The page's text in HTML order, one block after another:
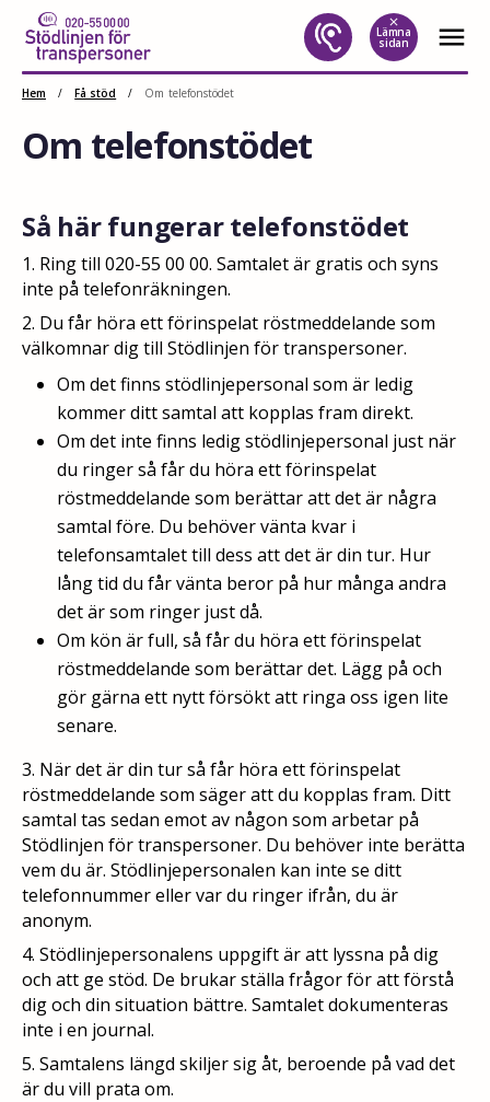
Hoppa
innehåll
close
Lämna
sidan menu
Hem / Få stöd / Om telefonstödet
Om telefonstödet
Så här fungerar telefonstödet
1. Ring till 020-55 00 00. Samtalet är gratis och syns
inte på telefonräkningen.
2. Du får höra ett förinspelat röstmeddelande som
välkomnar dig till Stödlinjen för transpersoner.
Om det finns stödlinjepersonal som är ledig
kommer ditt samtal att kopplas fram direkt.
Om det inte finns ledig stödlinjepersonal just när
du ringer så får du höra ett förinspelat
röstmeddelande som berättar att det är några
samtal före. Du behöver vänta kvar i
telefonsamtalet till dess att det är din tur. Hur
lång tid du får vänta beror på hur många andra
det är som ringer just då.
Om kön är full, så får du höra ett förinspelat
röstmeddelande som berättar det. Lägg på och
gör gärna ett nytt försökt att ringa oss igen lite
senare.
3. När det är din tur så får höra ett förinspelat
röstmeddelande som säger att du kopplas fram. Ditt
samtal tas sedan emot av någon som arbetar på
Stödlinjen för transpersoner. Du behöver inte berätta
vem du är. Stödlinjepersonalen kan inte se ditt
telefonnummer eller var du ringer ifrån, du är
anonym.
4. Stödlinjepersonalens uppgift är att lyssna på dig
och att ge stöd. De brukar ställa frågor för att förstå
dig och din situation bättre. Samtalet dokumenteras
inte i en journal.
5. Samtalens längd skiljer sig åt, beroende på vad det
är du vill prata om.